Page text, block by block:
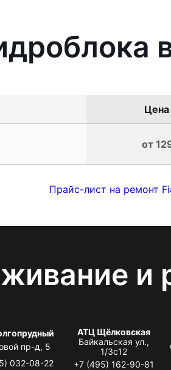
Цена
от
Прайс-лист на ремонт
и
пр-д, 5
032-08-22
АТЦ Щёлковская
Байкальская ул.,
1/3с12
+7 (495) 162-90-81